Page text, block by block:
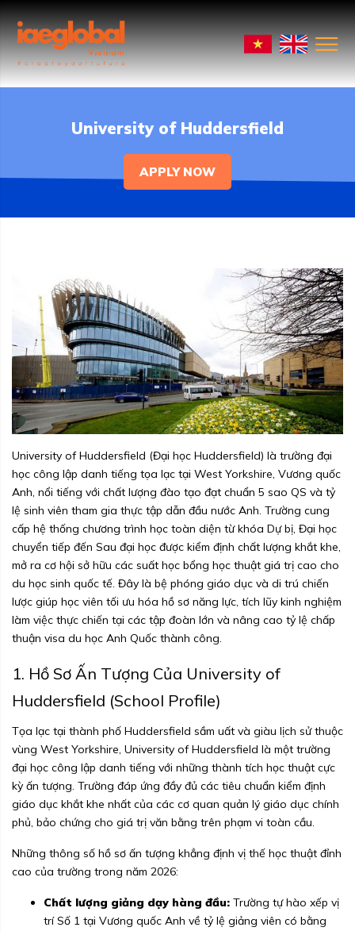
University of Huddersfield
APPLY NOW
University of Huddersfield (Đại học Huddersfield) là trường đại
học công lập danh tiếng tọa lạc tại West Yorkshire, Vương quốc
Anh, nổi tiếng với chất lượng đào tạo đạt chuẩn 5 sao QS và tỷ
lệ sinh viên tham gia thực tập dẫn đầu nước Anh. Trường cung
cấp hệ thống chương trình học toàn diện từ khóa Dự bị, Đại học
chuyển tiếp đến Sau đại học được kiểm định chất lượng khắt khe,
mở ra cơ hội sở hữu các suất học bổng học thuật giá trị cao cho
du học sinh quốc tế. Đây là bệ phóng giáo dục và di trú chiến
lược giúp học viên tối ưu hóa hồ sơ năng lực, tích lũy kinh nghiệm
làm việc thực chiến tại các tập đoàn lớn và nâng cao tỷ lệ chấp
thuận visa du học Anh Quốc thành công.
1. Hồ Sơ Ấn Tượng Của University of
Huddersfield (School Profile)
Tọa lạc tại thành phố Huddersfield sầm uất và giàu lịch sử thuộc
vùng West Yorkshire, University of Huddersfield là một trường
đại học công lập danh tiếng với những thành tích học thuật cực
kỳ ấn tượng. Trường đáp ứng đầy đủ các tiêu chuẩn kiểm định
giáo dục khắt khe nhất của các cơ quan quản lý giáo dục chính
phủ, bảo chứng cho giá trị văn bằng trên phạm vi toàn cầu.
Những thông số hồ sơ ấn tượng khẳng định vị thế học thuật đỉnh
cao của trường trong năm 2026:
Chất lượng giảng dạy hàng đầu: Trường tự hào xếp vị
trí Số 1 tại Vương quốc Anh về tỷ lệ giảng viên có bằng